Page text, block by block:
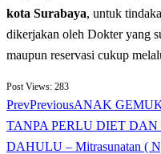
kota Surabaya, untuk
dikerjakan oleh Dokter yang
maupun reservasi cukup
Post Views: 283
PrevPreviousANAK
TANPA PERLU DIET
DAHULU – Mitrasunatan (